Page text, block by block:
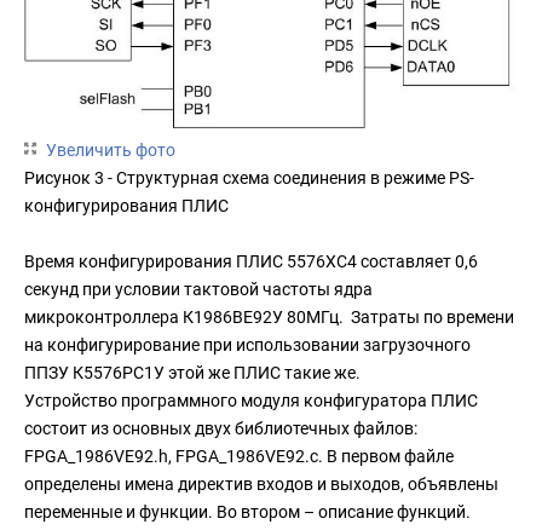
Увеличить фото
Рисунок 3 - Структурная схема соединения в режиме PS-
конфигурирования ПЛИС
Время конфигурирования ПЛИС 5576ХС4 составляет 0,6
секунд при условии тактовой частоты ядра
микроконтроллера К1986ВЕ92У 80МГц. Затраты по времени
на конфигурирование при использовании загрузочного
ППЗУ К5576РС1У этой же ПЛИС такие же.
Устройство программного модуля конфигуратора ПЛИС
состоит из основных двух библиотечных файлов:
FPGA_1986VE92.h, FPGA_1986VE92.c. В первом файле
определены имена директив входов и выходов, объявлены
переменные и функции. Во втором – описание функций.